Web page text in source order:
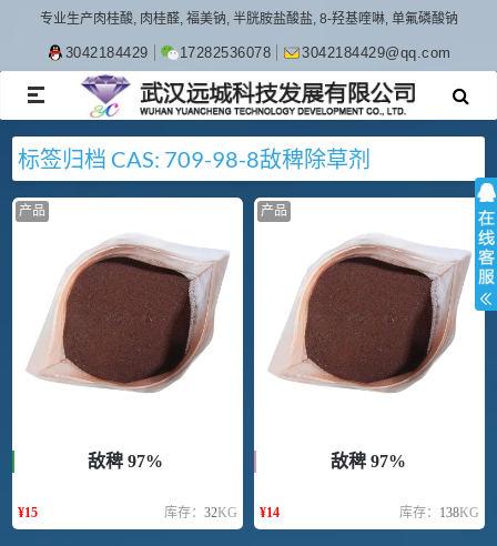
专业生产肉桂酸, 肉桂醛, 福美钠, 半胱胺盐酸盐, 8-羟基喹啉, 单氟磷酸钠
3042184429 17282536078 3042184429@qq.com
TOGGLE
NAVIGATION
标签归档 CAS: 709-98-8敌稗除草剂
产品
敌稗 97%
¥15 库存： 32KG
产品
敌稗 97%
¥14 库存： 138KG